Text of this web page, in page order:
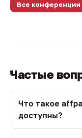
Все конференции
Частые
Что такое
доступны?